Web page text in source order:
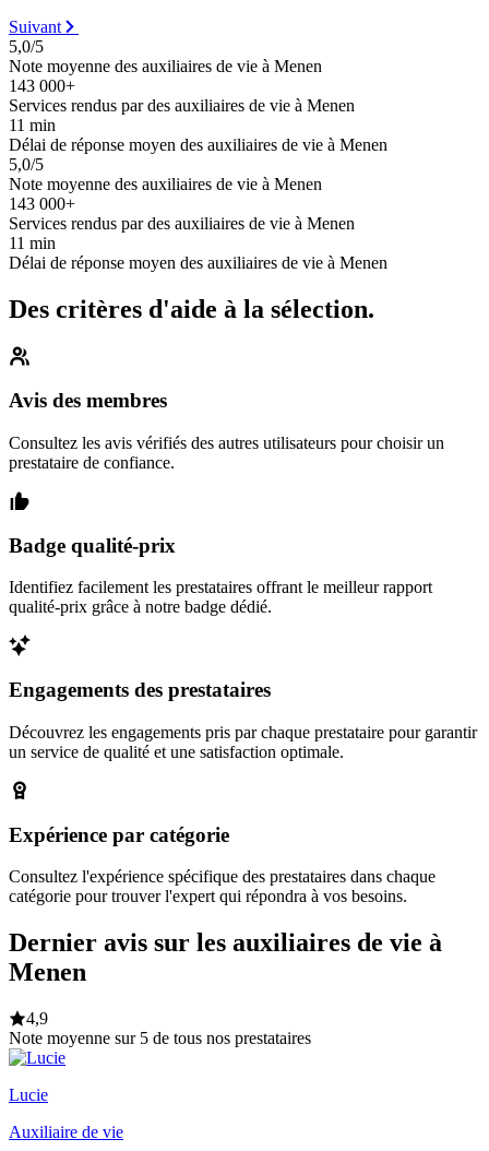
Suivant
5,0/5
Note moyenne des auxiliaires de vie à Menen
143 000+
Services rendus par des auxiliaires de vie à Menen
11 min
Délai de réponse moyen des auxiliaires de vie à Menen
5,0/5
Note moyenne des auxiliaires de vie à Menen
143 000+
Services rendus par des auxiliaires de vie à Menen
11 min
Délai de réponse moyen des auxiliaires de vie à Menen
Des critères d'aide à la sélection.
Avis des membres
Consultez les avis vérifiés des autres utilisateurs pour choisir un
prestataire de confiance.
Badge qualité-prix
Identifiez facilement les prestataires offrant le meilleur rapport
qualité-prix grâce à notre badge dédié.
Engagements des prestataires
Découvrez les engagements pris par chaque prestataire pour garantir
un service de qualité et une satisfaction optimale.
Expérience par catégorie
Consultez l'expérience spécifique des prestataires dans chaque
catégorie pour trouver l'expert qui répondra à vos besoins.
Dernier avis sur les auxiliaires de vie à
Menen
4,9
Note moyenne sur 5 de tous nos prestataires
Lucie
Auxiliaire de vie